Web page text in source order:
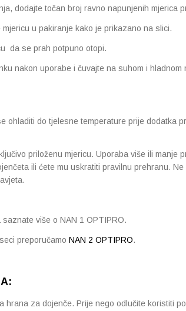
dodajte točan broj ravno napunjenih mjerica
u pakiranje kako je prikazano na slici.
da se prah potpuno otopi.
nakon uporabe i čuvajte na suhom i hladnom
ohladiti do tjelesne temperature prije dodatka
priloženu mjericu. Uporaba više ili manje
ili ćete mu uskratiti pravilnu prehranu.
više o NAN 1 OPTIPRO.
preporučamo NAN 2 OPTIPRO.
hrana za dojenče. Prije nego odlučite koristiti